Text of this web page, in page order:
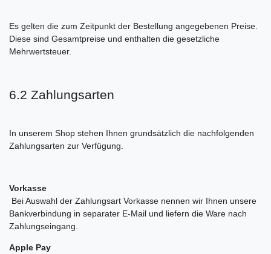
Es gelten die zum Zeitpunkt der Bestellung angegebenen Preise.
Diese sind Gesamtpreise und enthalten die gesetzliche
Mehrwertsteuer.
6.2 Zahlungsarten
In unserem Shop stehen Ihnen grundsätzlich die nachfolgenden
Zahlungsarten zur Verfügung.
Vorkasse
Bei Auswahl der Zahlungsart Vorkasse nennen wir Ihnen unsere
Bankverbindung in separater E-Mail und liefern die Ware nach
Zahlungseingang.
Apple Pay